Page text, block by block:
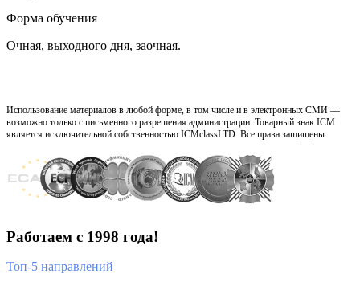
Форма обучения
Очная, выходного дня, заочная.
Использование материалов в любой форме, в том числе и в электронных СМИ —
возможно только с письменного разрешения администрации. Товарный знак ICM
является исключительной собственностью ICMclassLTD. Все права защищены.
Работаем с 1998 года!
Топ-5 направлений